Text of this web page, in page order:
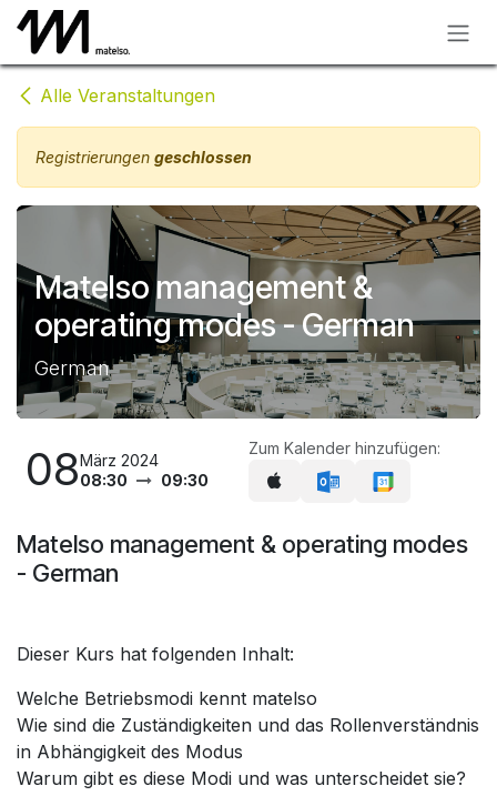
Zum Inhalt springen
Alle Veranstaltungen
Registrierungen geschlossen
Matelso management &
operating modes - German
German
08März 2024
08:30
09:30
Zum Kalender hinzufügen:
Matelso management & operating modes
- German
Dieser Kurs hat folgenden Inhalt:
Welche Betriebsmodi kennt matelso
Wie sind die Zuständigkeiten und das Rollenverständnis
in Abhängigkeit des Modus
Warum gibt es diese Modi und was unterscheidet sie?